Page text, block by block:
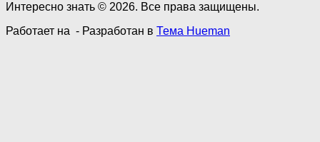
Интересно знать © 2026. Все права защищены.
Работает на - Разработан в Тема Hueman